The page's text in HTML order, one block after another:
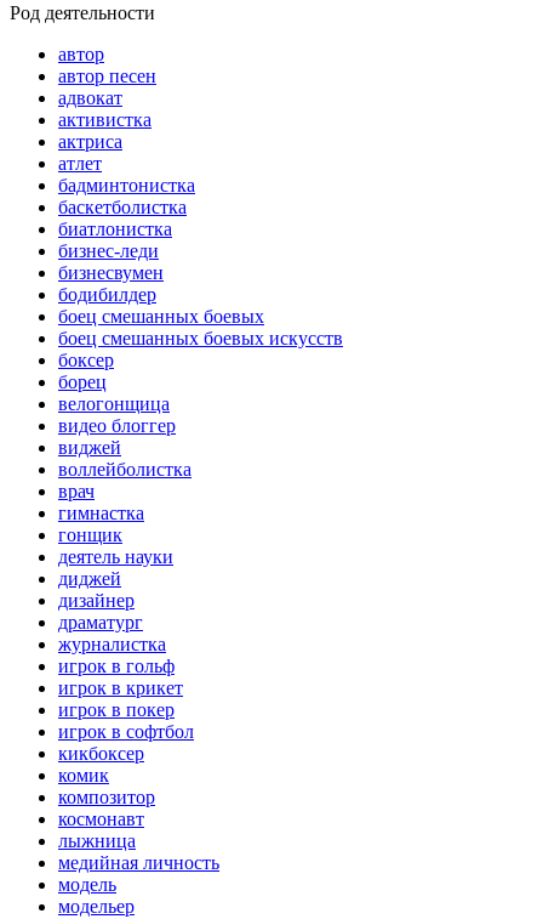
Род деятельности
автор
автор песен
адвокат
активистка
актриса
атлет
бадминтонистка
баскетболистка
биатлонистка
бизнес-леди
бизнесвумен
бодибилдер
боец смешанных боевых
боец смешанных боевых искусств
боксер
борец
велогонщица
видео блоггер
виджей
воллейболистка
врач
гимнастка
гонщик
деятель науки
диджей
дизайнер
драматург
журналистка
игрок в гольф
игрок в крикет
игрок в покер
игрок в софтбол
кикбоксер
комик
композитор
космонавт
лыжница
медийная личность
модель
модельер